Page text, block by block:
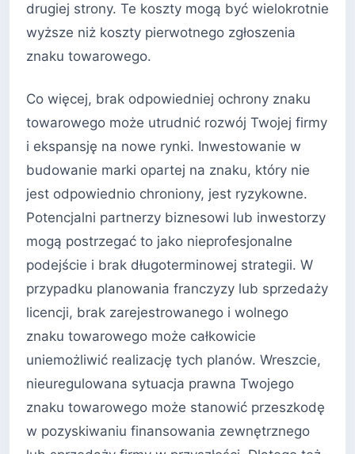
drugiej strony. Te koszty mogą być wielokrotnie
wyższe niż koszty pierwotnego zgłoszenia
znaku towarowego.
Co więcej, brak odpowiedniej ochrony znaku
towarowego może utrudnić rozwój Twojej firmy
i ekspansję na nowe rynki. Inwestowanie w
budowanie marki opartej na znaku, który nie
jest odpowiednio chroniony, jest ryzykowne.
Potencjalni partnerzy biznesowi lub inwestorzy
mogą postrzegać to jako nieprofesjonalne
podejście i brak długoterminowej strategii. W
przypadku planowania franczyzy lub sprzedaży
licencji, brak zarejestrowanego i wolnego
znaku towarowego może całkowicie
uniemożliwić realizację tych planów. Wreszcie,
nieuregulowana sytuacja prawna Twojego
znaku towarowego może stanowić przeszkodę
w pozyskiwaniu finansowania zewnętrznego